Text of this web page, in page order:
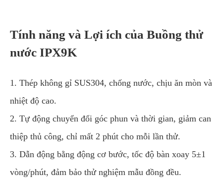
Tính năng và Lợi ích của Buồng thử
nước IPX9K
1. Thép không gỉ SUS304, chống nước, chịu ăn mòn và
nhiệt độ cao.
2. Tự động chuyển đổi góc phun và thời gian, giảm can
thiệp thủ công, chỉ mất 2 phút cho mỗi lần thử.
3. Dẫn động bằng động cơ bước, tốc độ bàn xoay 5±1
vòng/phút, đảm bảo thử nghiệm mẫu đồng đều.